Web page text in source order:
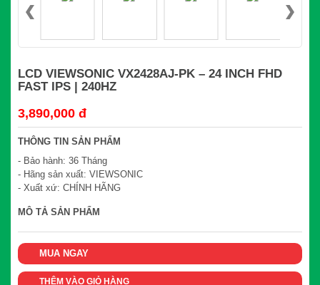
LCD VIEWSONIC VX2428AJ-PK – 24 INCH FHD
FAST IPS | 240HZ
3,890,000 đ
THÔNG TIN SẢN PHẨM
- Bảo hành: 36 Tháng
- Hãng sản xuất: VIEWSONIC
- Xuất xứ: CHÍNH HÃNG
MÔ TẢ SẢN PHẨM
MUA NGAY
THÊM VÀO GIỎ HÀNG